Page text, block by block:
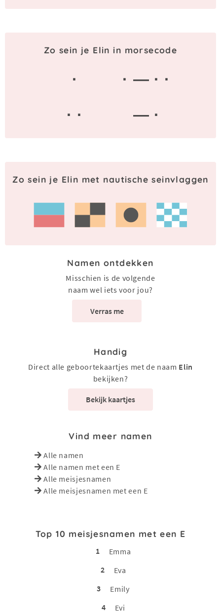
Zo sein je Elin in morsecode
·
· — · ·
· ·
— ·
Zo sein je Elin met nautische seinvlaggen
Namen ontdekken
Misschien is de volgende
naam wel iets voor jou?
Verras me
Handig
Direct alle geboortekaartjes met de naam Elin
bekijken?
Bekijk kaartjes
Vind meer namen
Alle namen
Alle namen met een E
Alle meisjesnamen
Alle meisjesnamen met een E
Top 10 meisjesnamen met een E
1
Emma
2
Eva
3
Emily
4
Evi